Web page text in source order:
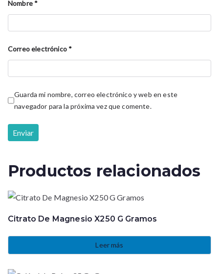
Nombre *
Correo electrónico *
Guarda mi nombre, correo electrónico y web en este
navegador para la próxima vez que comente.
Productos relacionados
Citrato De Magnesio X250 G Gramos
Leer más